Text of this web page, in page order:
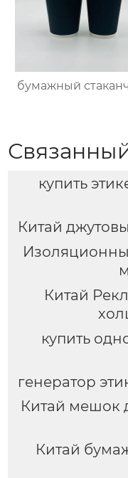
бумажный
купить
Китай
Китай
купить
генератор
Китай мешок
Китай